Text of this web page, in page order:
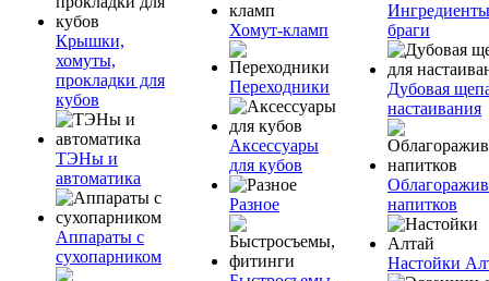
Крышки,
хомуты,
прокладки для
кубов
ТЭНы и
автоматика
Аппараты с
сухопарником
Хомут-кламп
Переходники
Аксессуары
для кубов
Разное
браги
Дубовая
настаивания
напитков
Настойки